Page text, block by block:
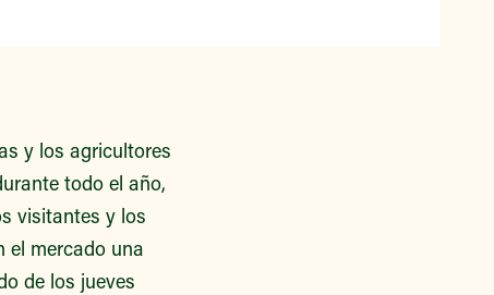
y los agricultores
todo el año,
visitantes y los
el mercado una
de los jueves